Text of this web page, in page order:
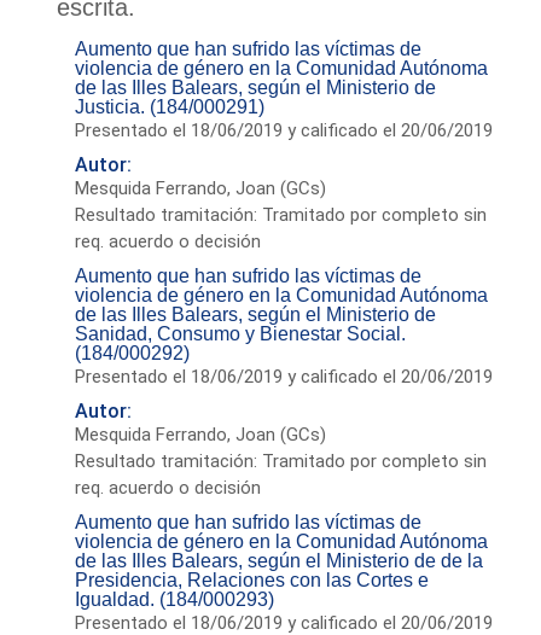
escrita.
Aumento que han sufrido las víctimas de
violencia de género en la Comunidad Autónoma
de las Illes Balears, según el Ministerio de
Justicia. (184/000291)
Presentado el 18/06/2019 y calificado el 20/06/2019
Autor:
Mesquida Ferrando, Joan (GCs)
Resultado tramitación: Tramitado por completo sin
req. acuerdo o decisión
Aumento que han sufrido las víctimas de
violencia de género en la Comunidad Autónoma
de las Illes Balears, según el Ministerio de
Sanidad, Consumo y Bienestar Social.
(184/000292)
Presentado el 18/06/2019 y calificado el 20/06/2019
Autor:
Mesquida Ferrando, Joan (GCs)
Resultado tramitación: Tramitado por completo sin
req. acuerdo o decisión
Aumento que han sufrido las víctimas de
violencia de género en la Comunidad Autónoma
de las Illes Balears, según el Ministerio de de la
Presidencia, Relaciones con las Cortes e
Igualdad. (184/000293)
Presentado el 18/06/2019 y calificado el 20/06/2019